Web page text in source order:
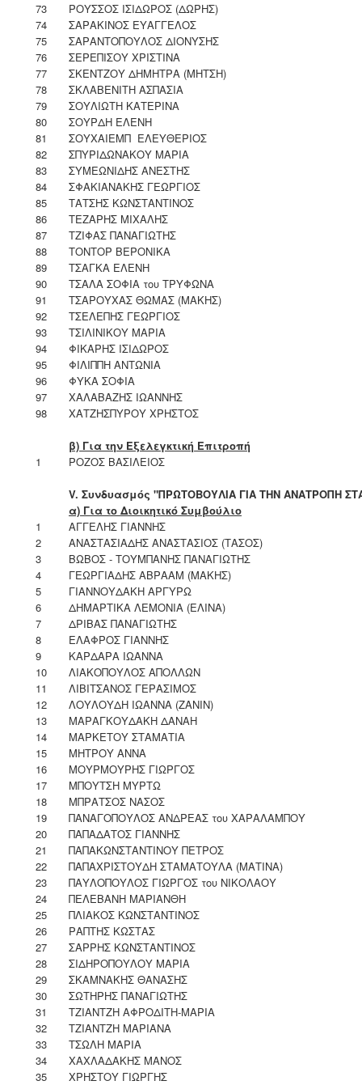
73
ΡΟΥΣΣΟΣ ΙΣΙΔΩΡΟΣ (ΔΩΡΗΣ)
74
ΣΑΡΑΚΙΝΟΣ ΕΥΑΓΓΕΛΟΣ
75
ΣΑΡΑΝΤΟΠΟΥΛΟΣ ΔΙΟΝΥΣΗΣ
76
ΣΕΡΕΠΙΣΟΥ ΧΡΙΣΤΙΝΑ
77
ΣΚΕΝΤΖΟΥ ΔΗΜΗΤΡΑ (ΜΗΤΣΗ)
78
ΣΚΛΑΒΕΝΙΤΗ ΑΣΠΑΣΙΑ
79
ΣΟΥΛΙΩΤΗ ΚΑΤΕΡΙΝΑ
80
ΣΟΥΡΔΗ ΕΛΕΝΗ
81
ΣΟΥΧΑΙΕΜΠ ΕΛΕΥΘΕΡΙΟΣ
82
ΣΠΥΡΙΔΩΝΑΚΟΥ ΜΑΡΙΑ
83
ΣΥΜΕΩΝΙΔΗΣ ΑΝΕΣΤΗΣ
84
ΣΦΑΚΙΑΝΑΚΗΣ ΓΕΩΡΓΙΟΣ
85
ΤΑΤΣΗΣ ΚΩΝΣΤΑΝΤΙΝΟΣ
86
ΤΕΖΑΡΗΣ ΜΙΧΑΛΗΣ
87
ΤΖΙΦΑΣ ΠΑΝΑΓΙΩΤΗΣ
88
ΤΟΝΤΟΡ ΒΕΡΟΝΙΚΑ
89
ΤΣΑΓΚΑ ΕΛΕΝΗ
90
ΤΣΑΛΑ ΣΟΦΙΑ του ΤΡΥΦΩΝΑ
91
ΤΣΑΡΟΥΧΑΣ ΘΩΜΑΣ (ΜΑΚΗΣ)
92
ΤΣΕΛΕΠΗΣ ΓΕΩΡΓΙΟΣ
93
ΤΣΙΛΙΝΙΚΟΥ ΜΑΡΙΑ
94
ΦΙΚΑΡΗΣ ΙΣΙΔΩΡΟΣ
95
ΦΙΛΙΠΠΗ ΑΝΤΩΝΙΑ
96
ΦΥΚΑ ΣΟΦΙΑ
97
ΧΑΛΑΒΑΖΗΣ ΙΩΑΝΝΗΣ
98
ΧΑΤΖΗΣΠΥΡΟΥ ΧΡΗΣΤΟΣ
β) Για την Εξελεγκτική Επιτροπή
1
ΡΟΖΟΣ ΒΑΣΙΛΕΙΟΣ
V. Συνδυασμός "ΠΡΩΤΟΒΟΥΛΙΑ ΓΙΑ ΤΗΝ ΑΝΑΤΡΟΠΗ
α) Για το Διοικητικό Συμβούλιο
1
ΑΓΓΕΛΗΣ ΓΙΑΝΝΗΣ
2
ΑΝΑΣΤΑΣΙΑΔΗΣ ΑΝΑΣΤΑΣΙΟΣ (ΤΑΣΟΣ)
3
ΒΩΒΟΣ - ΤΟΥΜΠΑΝΗΣ ΠΑΝΑΓΙΩΤΗΣ
4
ΓΕΩΡΓΙΑΔΗΣ ΑΒΡΑΑΜ (ΜΑΚΗΣ)
5
ΓΙΑΝΝΟΥΔΑΚΗ ΑΡΓΥΡΩ
6
ΔΗΜΑΡΤΙΚΑ ΛΕΜΟΝΙΑ (ΕΛΙΝΑ)
7
ΔΡΙΒΑΣ ΠΑΝΑΓΙΩΤΗΣ
8
ΕΛΑΦΡΟΣ ΓΙΑΝΝΗΣ
9
ΚΑΡΔΑΡΑ ΙΩΑΝΝΑ
10
ΛΙΑΚΟΠΟΥΛΟΣ ΑΠΟΛΛΩΝ
11
ΛΙΒΙΤΣΑΝΟΣ ΓΕΡΑΣΙΜΟΣ
12
ΛΟΥΛΟΥΔΗ ΙΩΑΝΝΑ (ΖΑΝΙΝ)
13
ΜΑΡΑΓΚΟΥΔΑΚΗ ΔΑΝΑΗ
14
ΜΑΡΚΕΤΟΥ ΣΤΑΜΑΤΙΑ
15
ΜΗΤΡΟΥ ΑΝΝΑ
16
ΜΟΥΡΜΟΥΡΗΣ ΓΙΩΡΓΟΣ
17
ΜΠΟΥΤΣΗ ΜΥΡΤΩ
18
ΜΠΡΑΤΣΟΣ ΝΑΣΟΣ
19
ΠΑΝΑΓΟΠΟΥΛΟΣ ΑΝΔΡΕΑΣ του ΧΑΡΑΛΑΜΠΟΥ
20
ΠΑΠΑΔΑΤΟΣ ΓΙΑΝΝΗΣ
21
ΠΑΠΑΚΩΝΣΤΑΝΤΙΝΟΥ ΠΕΤΡΟΣ
22
ΠΑΠΑΧΡΙΣΤΟΥΔΗ ΣΤΑΜΑΤΟΥΛΑ (ΜΑΤΙΝΑ)
23
ΠΑΥΛΟΠΟΥΛΟΣ ΓΙΩΡΓΟΣ του ΝΙΚΟΛΑΟΥ
24
ΠΕΛΕΒΑΝΗ ΜΑΡΙΑΝΘΗ
25
ΠΛΙΑΚΟΣ ΚΩΝΣΤΑΝΤΙΝΟΣ
26
ΡΑΠΤΗΣ ΚΩΣΤΑΣ
27
ΣΑΡΡΗΣ ΚΩΝΣΤΑΝΤΙΝΟΣ
28
ΣΙΔΗΡΟΠΟΥΛΟΥ ΜΑΡΙΑ
29
ΣΚΑΜΝΑΚΗΣ ΘΑΝΑΣΗΣ
30
ΣΩΤΗΡΗΣ ΠΑΝΑΓΙΩΤΗΣ
31
ΤΖΙΑΝΤΖΗ ΑΦΡΟΔΙΤΗ-ΜΑΡΙΑ
32
ΤΖΙΑΝΤΖΗ ΜΑΡΙΑΝΑ
33
ΤΣΩΛΗ ΜΑΡΙΑ
34
ΧΑΧΛΑΔΑΚΗΣ ΜΑΝΟΣ
35
ΧΡΗΣΤΟΥ ΓΙΩΡΓΗΣ